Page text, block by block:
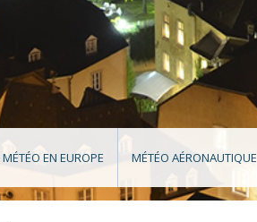
MÉTÉO EN EUROPE MÉTÉO AÉRONAUTIQUE